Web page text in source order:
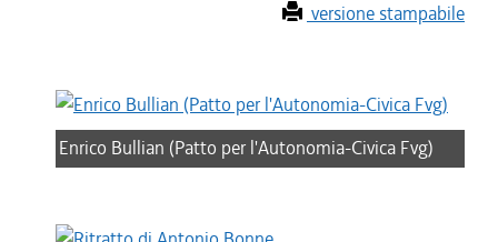
versione stampabile
Enrico Bullian (Patto per l'Autonomia-Civica Fvg)